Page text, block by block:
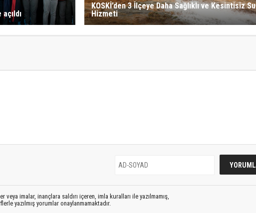
KOSKİ’den 3 İlçeye Daha Sağlıklı ve Kesintisiz Su
Hizmeti
imalar, inançlara saldırı içeren, imla kuralları ile yazılmamış,
yazılmış yorumlar onaylanmamaktadır.